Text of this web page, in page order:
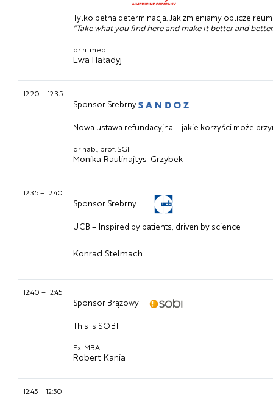
Tylko pełna determinacja. Jak zmieniamy oblicze
"Take what you find here and make it better and
dr n. med.
Ewa Haładyj
12:20 – 12:35
Sponsor Srebrny
Nowa ustawa refundacyjna – jakie korzyści może
dr hab., prof. SGH
Monika Raulinajtys-Grzybek
12:35– 12:40
Sponsor Srebrny
UCB – Inspired by patients, driven by science
Konrad Stelmach
12:40 – 12:45
Sponsor Brązowy
This is SOBI
Ex. MBA
Robert Kania
12:45– 12:50